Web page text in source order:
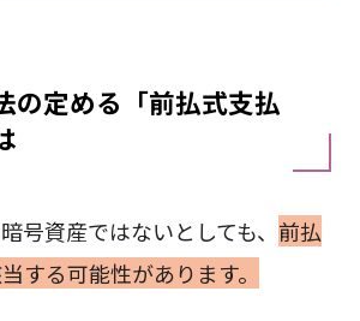
の定める「前払式支払
号資産ではないとしても、 前払
する可能性があります。